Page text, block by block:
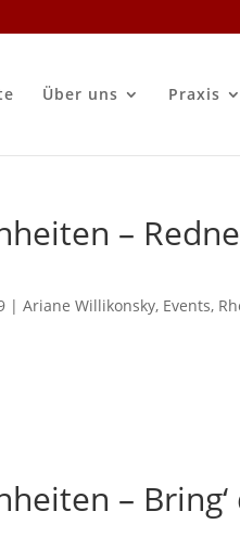
Über uns Praxis
–
|Ariane Willikonsky, Events,
–